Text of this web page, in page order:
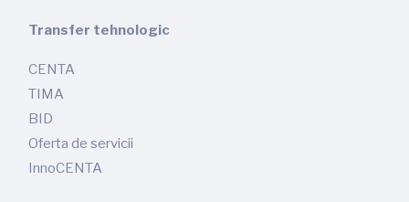
Transfer tehnologic
CENTA
TIMA
BID
Oferta de servicii
InnoCENTA